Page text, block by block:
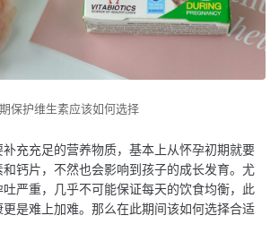
保护维生素应该如何选择
补充充足的营养物质，基本上从怀孕初期就要
钙片，不然也会影响到孩子的成长发育。尤
严重，几乎不可能保证每天的饮食均衡，此
更是难上加难。那么在此期间该如何选择合适